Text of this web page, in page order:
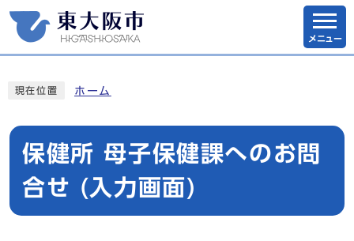
メニュー
現在位置 ホーム
保健所 母子保健課へのお問
合せ (入力画面)